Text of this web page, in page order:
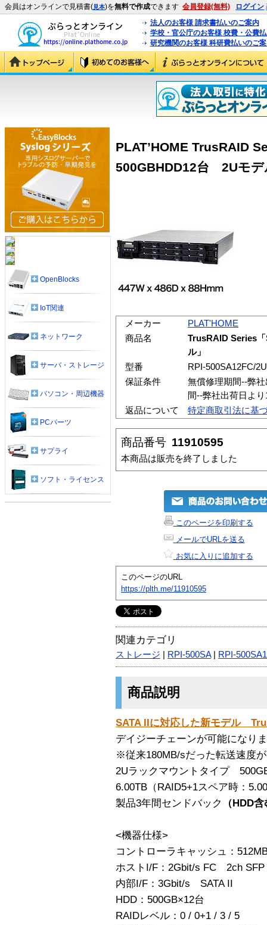
会員はオンラインで見積書(見本)を無料で作成できます 会員登録(無料) ログイン
法人のお客様 請求書払いのご案内
学校・官公庁のお客様 校費・公費
研究機関のお客様 科研費払いのご
PLAT’HOME TrusRAID
500GBHDD12台 2Uモデ
メーカー
PLAT'HOME
商品名
TrusRAID Series
ル」
型番
RPI-500SA12FC/2U
保証条件
無償修理期間--弊
間--弊社出荷日よ
返品について
特定商取引法に基
商品番号 11910595
本商品は販売を終了しました
このページを印刷する
メールでURLを送る
お気に入りに追加する
このページのURL
https://plth.me/11910595
関連カテゴリ
ストレージ RPI-500SA| RPI-
商品説明
SATA IIに対応した新モデル
デイジーチェーンが可能になり
※従来180MB/sだった転送速度
2Uラックマウントタイプ
6.00TB（RAID5+1スペア時：
製品3年間センドバック
（HDD
<機器仕様>
コントローラキャッシュ：
ホストI/F：2Gbit/s FC 2ch SFP
内部I/F：3Gbit/s SATA II
HDD：500GB×12台
RAIDレベル：0 / 0+1 / 3 / 5
OpenBlocks
IoT関連
ネットワーク
サーバ・ストレージ
パソコン・周辺機器
PCパーツ
サプライ
ソフト・ライセンス